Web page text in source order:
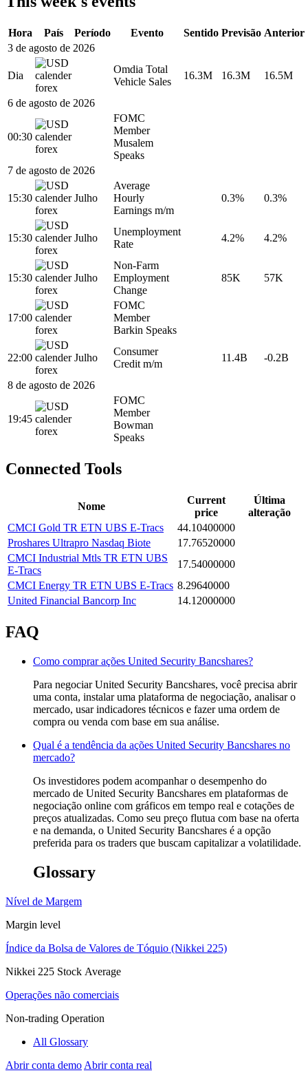
Hora País Período Evento Sentido Previsão Anterior
3 de agosto de 2026
Dia
Omdia Total
Vehicle Sales
16.3M 16.3M 16.5M
6 de agosto de 2026
00:30
FOMC
Member
Musalem
Speaks
7 de agosto de 2026
15:30 Julho
Average
Hourly
Earnings m/m
0.3% 0.3%
15:30 Julho
Unemployment
Rate
4.2% 4.2%
15:30 Julho
Non-Farm
Employment
Change
85K 57K
17:00
FOMC
Member
Barkin Speaks
22:00 Julho
Consumer
Credit m/m
11.4B -0.2B
8 de agosto de 2026
19:45
FOMC
Member
Bowman
Speaks
Connected Tools
Nome
Current
price
Última
alteração
CMCI Gold TR ETN UBS E-Tracs
44.10400000
Proshares Ultrapro Nasdaq Biote
17.76520000
CMCI Industrial Mtls TR ETN UBS
E-Tracs
17.54000000
CMCI Energy TR ETN UBS E-Tracs 8.29640000
United Financial Bancorp Inc
14.12000000
FAQ
Como comprar ações United Security Bancshares?
Para negociar United Security Bancshares, você precisa abrir
uma conta, instalar uma plataforma de negociação, analisar o
mercado, usar indicadores técnicos e fazer uma ordem de
compra ou venda com base em sua análise.
Qual é a tendência da ações United Security Bancshares no
mercado?
Os investidores podem acompanhar o desempenho do
mercado de United Security Bancshares em plataformas de
negociação online com gráficos em tempo real e cotações de
preços atualizadas. Como seu preço flutua com base na oferta
e na demanda, o United Security Bancshares é a opção
preferida para os traders que buscam capitalizar a volatilidade.
Glossary
Nível de Margem
Margin level
Índice da Bolsa de Valores de Tóquio (Nikkei 225)
Nikkei 225 Stock Average
Operações não comerciais
Non-trading Operation
All Glossary
Abrir conta demo Abrir conta real